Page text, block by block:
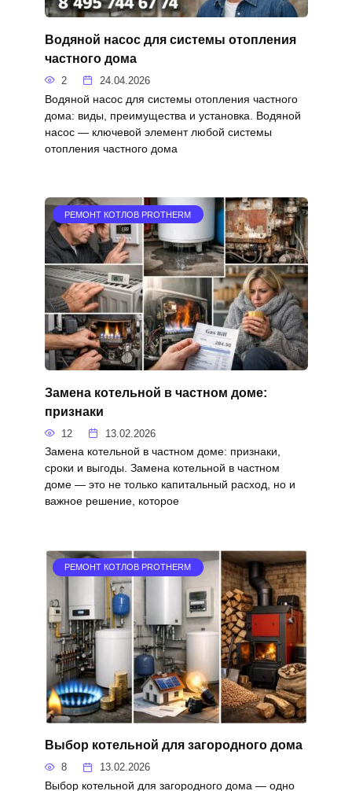
Водяной насос для системы отопления
частного дома
2 24.04.2026
Водяной насос для системы отопления частного
дома: виды, преимущества и установка. Водяной
насос — ключевой элемент любой системы
отопления частного дома
РЕМОНТ КОТЛОВ PROTHERM
Замена котельной в частном доме:
признаки
12 13.02.2026
Замена котельной в частном доме: признаки,
сроки и выгоды. Замена котельной в частном
доме — это не только капитальный расход, но и
важное решение, которое
РЕМОНТ КОТЛОВ PROTHERM
Выбор котельной для загородного дома
8 13.02.2026
Выбор котельной для загородного дома — одно